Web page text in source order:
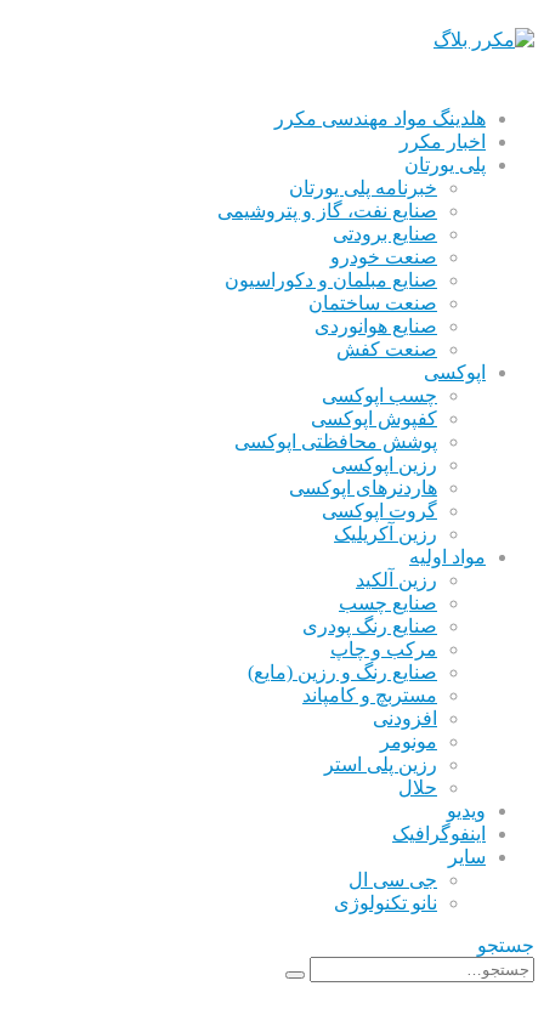
هلدینگ مواد مهندسی مکرر
اخبار مکرر
پلی یورتان
خبرنامه پلی یورتان
صنایع نفت، گاز و پتروشیمی
صنایع برودتی
صنعت خودرو
صنایع مبلمان و دکوراسیون
صنعت ساختمان
صنایع هوانوردی
صنعت کفش
اپوکسی
چسب اپوکسی
کفپوش اپوکسی
پوشش محافظتی اپوکسی
رزین اپوکسی
هاردنرهای اپوکسی
گروت اپوکسی
رزین آکریلیک
مواد اولیه
رزین آلکید
صنایع چسب
صنایع رنگ پودری
مرکب و چاپ
صنایع رنگ و رزین (مایع)
مستربچ و کامپاند
افزودنی
مونومر
رزین پلی استر
حلال
ویدیو
اینفوگرافیک
سایر
جی سی ال
نانو تکنولوژی
جستجو